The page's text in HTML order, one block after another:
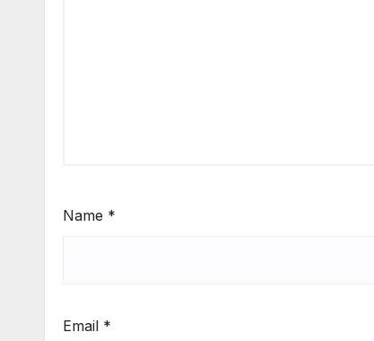
Name *
Email *